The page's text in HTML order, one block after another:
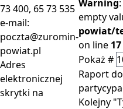
Warning
empty
powiat/
on line 17
Pokaż #
Raport
Kolejny
73 400, 65 73 535
e-mail:
poczta@zuromin-
powiat.pl
Adres
elektronicznej
skrytki na